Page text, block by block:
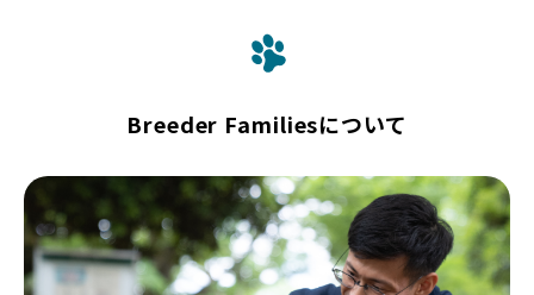
Breeder Familiesについて